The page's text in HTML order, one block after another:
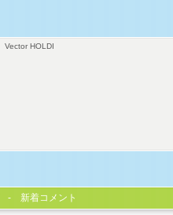
Vector HOLDI
新着コメント